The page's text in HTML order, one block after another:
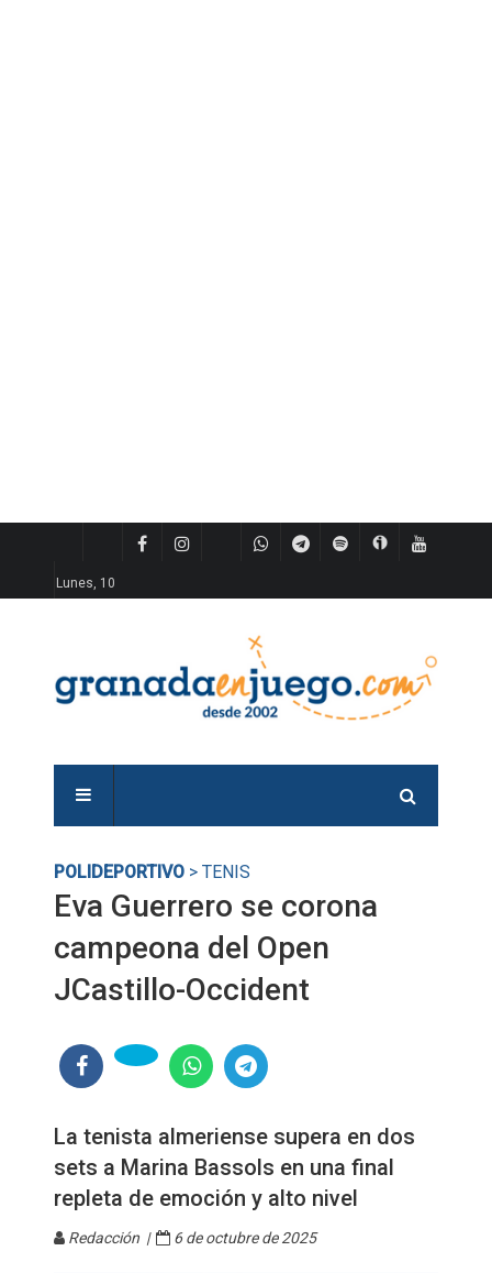
Lunes, 10
POLIDEPORTIVO > TENIS
Eva Guerrero se corona
campeona del Open
JCastillo-Occident
La tenista almeriense supera en dos
sets a Marina Bassols en una final
repleta de emoción y alto nivel
Redacción | 6 de octubre de 2025